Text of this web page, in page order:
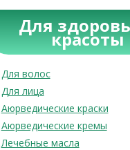
Для
красоты
Для волос
Для лица
Аюрведические краски
Аюрведические кремы
Лечебные масла